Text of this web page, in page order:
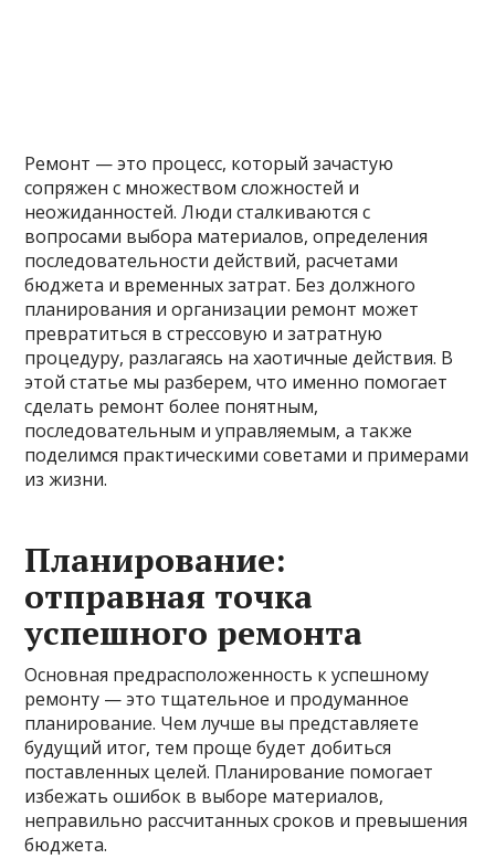
Ремонт — это процесс, который зачастую
сопряжен с множеством сложностей и
неожиданностей. Люди сталкиваются с
вопросами выбора материалов, определения
последовательности действий, расчетами
бюджета и временных затрат. Без должного
планирования и организации ремонт может
превратиться в стрессовую и затратную
процедуру, разлагаясь на хаотичные действия. В
этой статье мы разберем, что именно помогает
сделать ремонт более понятным,
последовательным и управляемым, а также
поделимся практическими советами и примерами
из жизни.
Планирование:
отправная точка
успешного ремонта
Основная предрасположенность к успешному
ремонту — это тщательное и продуманное
планирование. Чем лучше вы представляете
будущий итог, тем проще будет добиться
поставленных целей. Планирование помогает
избежать ошибок в выборе материалов,
неправильно рассчитанных сроков и превышения
бюджета.